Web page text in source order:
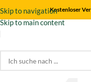
Skip to navigation
Skip to main content
Kostenloser